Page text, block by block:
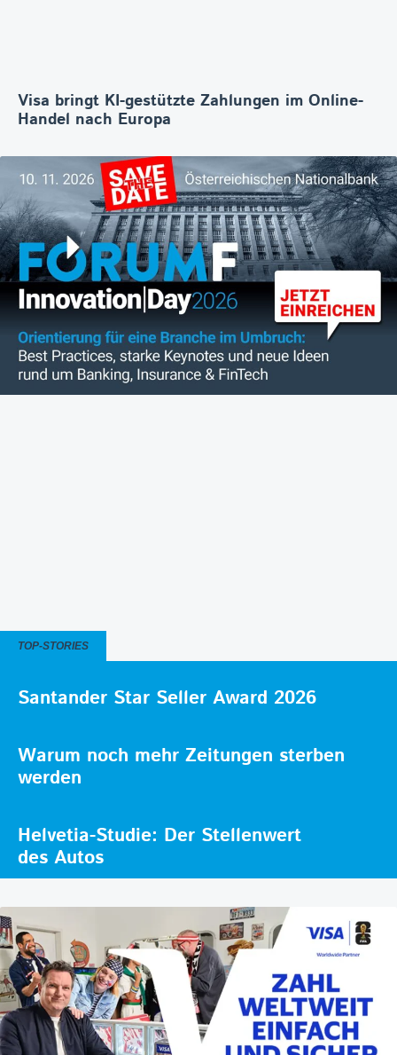
Visa bringt KI-gestützte Zahlungen im Online-
Handel nach Europa
TOP-STORIES
Santander Star Seller Award 2026
Warum noch mehr Zeitungen sterben
werden
Helvetia-Studie: Der Stellenwert
des Autos